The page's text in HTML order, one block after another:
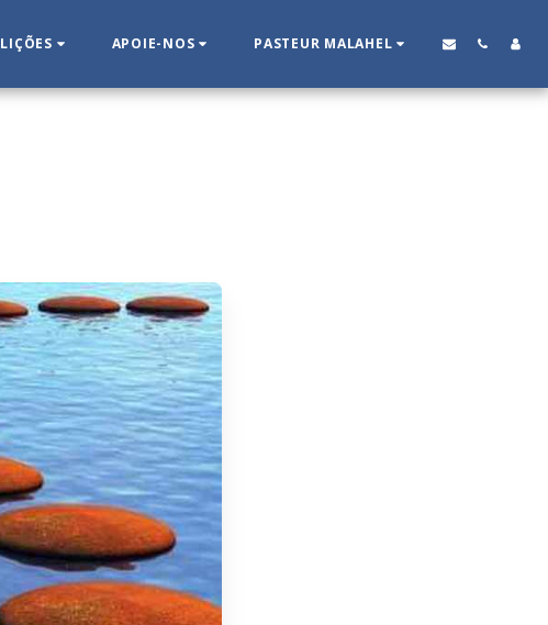
LIÇÕES APOIE-NOS PASTEUR MALAHEL